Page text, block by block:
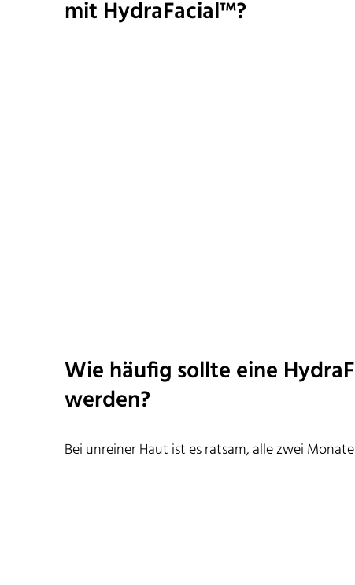
mit HydraFacial™?
Wie häufig sollte eine
werden?
Bei unreiner Haut ist es ratsam, alle zwei